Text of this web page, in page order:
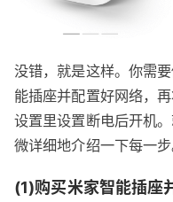
没错，就是这样。你需
能插座并配置好网络，
设置里设置断电后开机
微详细地介绍一下每一步
(1)购买米家智能插座